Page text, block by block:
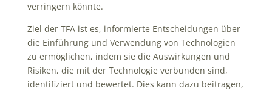
verringern könnte.
Ziel der TFA ist es, informierte Entscheidungen über
die Einführung und Verwendung von Technologien
zu ermöglichen, indem sie die Auswirkungen und
Risiken, die mit der Technologie verbunden sind,
identifiziert und bewertet. Dies kann dazu beitragen,